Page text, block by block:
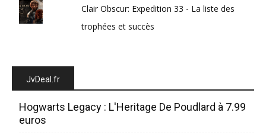
Clair Obscur: Expedition 33 - La liste des
trophées et succès
JvDeal.fr
Hogwarts Legacy : L'Heritage De Poudlard à 7.99
euros